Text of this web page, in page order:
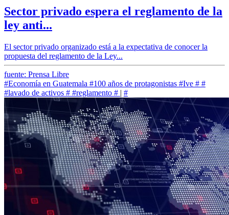
Sector privado espera el reglamento de la
ley anti...
El sector privado organizado está a la expectativa de conocer la
propuesta del reglamento de la Ley...
fuente: Prensa Libre
#Economía en Guatemala #100 años de protagonistas #Ive # #
#lavado de activos # #reglamento # | #